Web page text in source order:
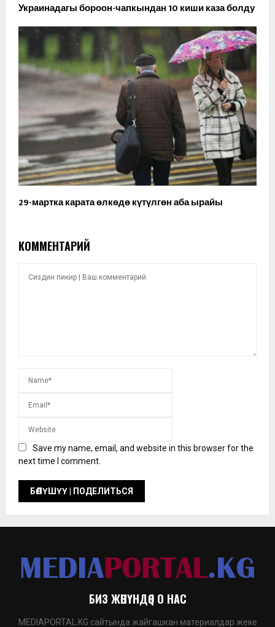
Украинадагы бороон-чапкындан 10 киши каза болду
29-мартка карата өлкөдө күтүлгөн аба ырайы
КОММЕНТАРИЙ
Save my name, email, and website in this browser for the
next time I comment.
БИЗ ЖӨНҮНДӨ | О НАС
MEDIAPORTAL.KG сайтында жайгашкан материалдар жеке